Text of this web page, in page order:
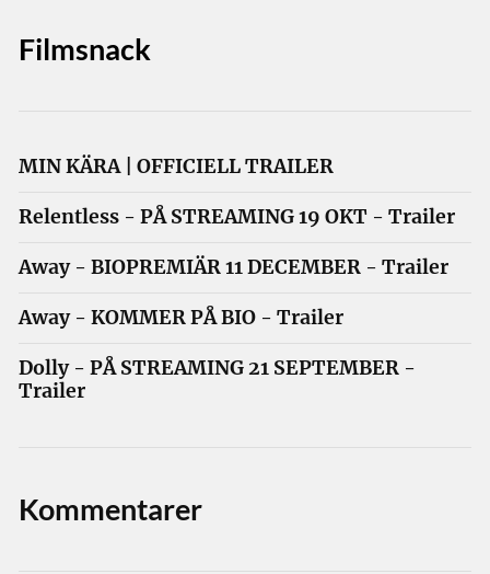
Filmsnack
MIN KÄRA | OFFICIELL TRAILER
Relentless - PÅ STREAMING 19 OKT - Trailer
Away - BIOPREMIÄR 11 DECEMBER - Trailer
Away - KOMMER PÅ BIO - Trailer
Dolly - PÅ STREAMING 21 SEPTEMBER -
Trailer
Kommentarer